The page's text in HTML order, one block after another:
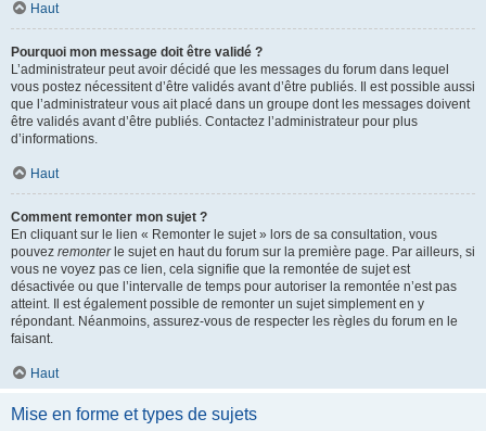
Haut
Pourquoi mon message doit être validé ?
L’administrateur peut avoir décidé que les messages du forum dans lequel
vous postez nécessitent d’être validés avant d’être publiés. Il est possible aussi
que l’administrateur vous ait placé dans un groupe dont les messages doivent
être validés avant d’être publiés. Contactez l’administrateur pour plus
d’informations.
Haut
Comment remonter mon sujet ?
En cliquant sur le lien « Remonter le sujet » lors de sa consultation, vous
pouvez remonterle sujet en haut du forum sur la première page. Par ailleurs, si
vous ne voyez pas ce lien, cela signifie que la remontée de sujet est
désactivée ou que l’intervalle de temps pour autoriser la remontée n’est pas
atteint. Il est également possible de remonter un sujet simplement en y
répondant. Néanmoins, assurez-vous de respecter les règles du forum en le
faisant.
Haut
Mise en forme et types de sujets